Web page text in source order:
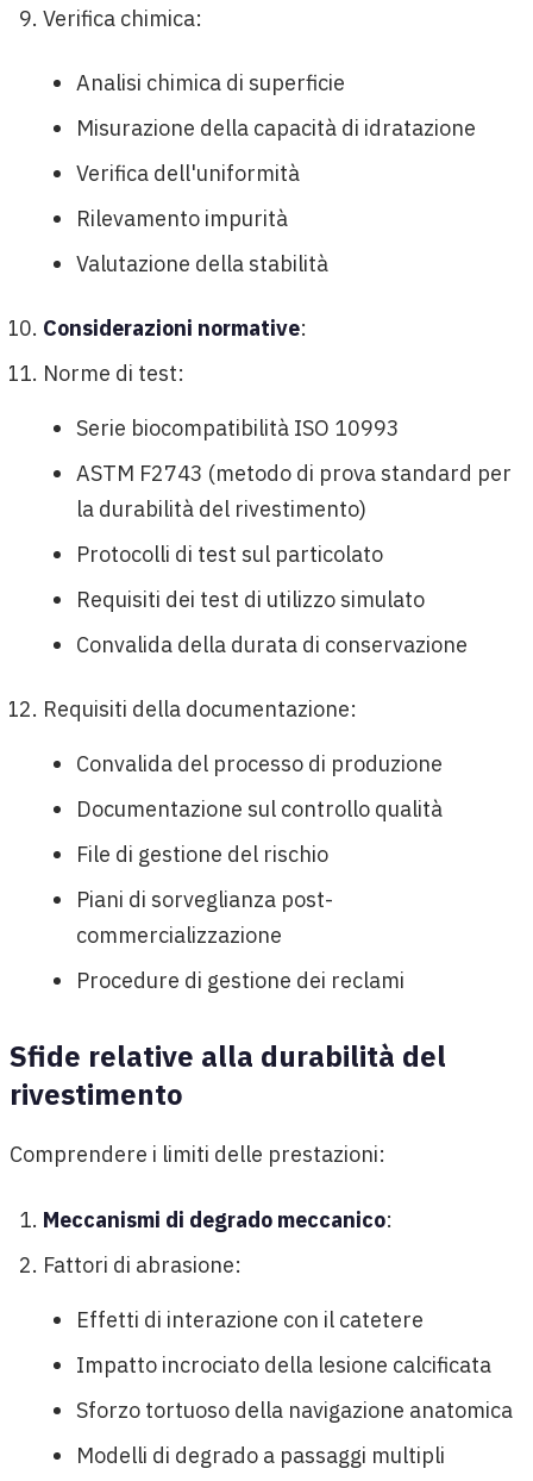
Verifica chimica:
Analisi chimica di superficie
Misurazione della capacità di idratazione
Verifica dell'uniformità
Rilevamento impurità
Valutazione della stabilità
Considerazioni normative:
Norme di test:
Serie biocompatibilità ISO 10993
ASTM F2743 (metodo di prova standard per
la durabilità del rivestimento)
Protocolli di test sul particolato
Requisiti dei test di utilizzo simulato
Convalida della durata di conservazione
Requisiti della documentazione:
Convalida del processo di produzione
Documentazione sul controllo qualità
File di gestione del rischio
Piani di sorveglianza post-
commercializzazione
Procedure di gestione dei reclami
Sfide relative alla durabilità del
rivestimento
Comprendere i limiti delle prestazioni:
Meccanismi di degrado meccanico:
Fattori di abrasione:
Effetti di interazione con il catetere
Impatto incrociato della lesione calcificata
Sforzo tortuoso della navigazione anatomica
Modelli di degrado a passaggi multipli